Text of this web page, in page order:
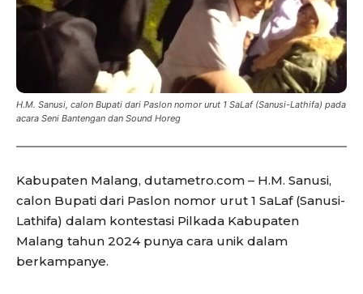
H.M. Sanusi, calon Bupati dari Paslon nomor urut 1 SaLaf (Sanusi-Lathifa) pada
acara Seni Bantengan dan Sound Horeg
Kabupaten Malang, dutametro.com – H.M. Sanusi,
calon Bupati dari Paslon nomor urut 1 SaLaf (Sanusi-
Lathifa) dalam kontestasi Pilkada Kabupaten
Malang tahun 2024 punya cara unik dalam
berkampanye.